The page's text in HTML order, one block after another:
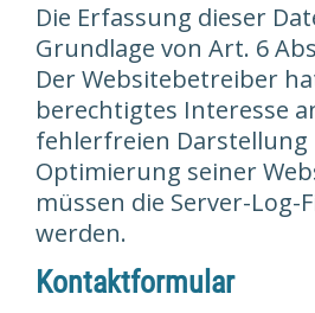
Die Erfassung dieser
Grundlage von Art. 6
Der Websitebetreiber
berechtigtes Interesse
fehlerfreien Darstellung
Optimierung seiner
müssen die Server-Log-
werden.
Kontaktformular